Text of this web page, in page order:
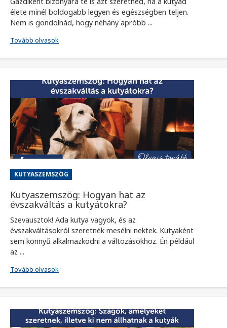
élete minél boldogabb legyen és egészségben teljen.
Nem is gondolnád, hogy néhány apróbb ...
Tovább olvasok
KUTYASZEMSZÖG
Kutyaszemszög: Hogyan hat az
évszakváltás a kutyátokra?
Szevausztok! Ada kutya vagyok, és az
évszakváltásokról szeretnék mesélni nektek. Kutyaként
sem könnyű alkalmazkodni a változásokhoz. Én például
az ...
Tovább olvasok